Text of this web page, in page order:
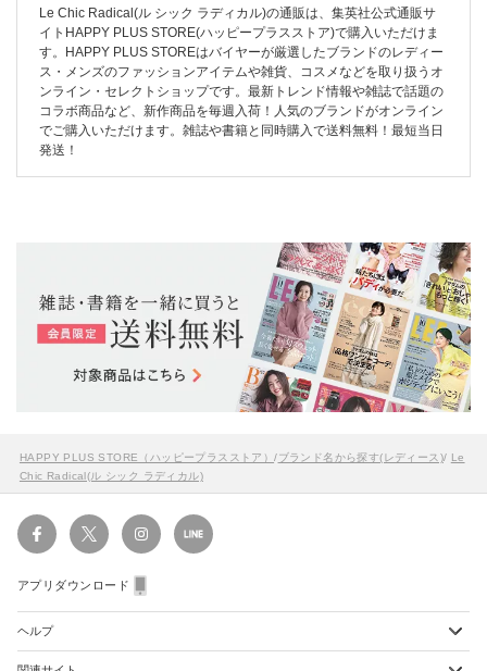
Le Chic Radical(ル シック ラディカル)の通販は、集英社公式通販サ
イトHAPPY PLUS STORE(ハッピープラスストア)で購入いただけま
す。HAPPY PLUS STOREはバイヤーが厳選したブランドのレディー
ス・メンズのファッションアイテムや雑貨、コスメなどを取り扱うオ
ンライン・セレクトショップです。最新トレンド情報や雑誌で話題の
コラボ商品など、新作商品を毎週入荷！人気のブランドがオンライン
でご購入いただけます。雑誌や書籍と同時購入で送料無料！最短当日
発送！
HAPPY PLUS STORE（ハッピープラスストア）/ブランド名から探す(レディース)/ Le
Chic Radical(ル シック ラディカル)
アプリダウンロード
ヘルプ